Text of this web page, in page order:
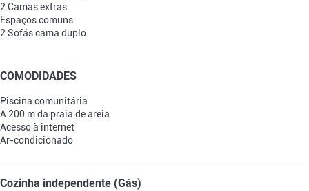
2 Camas extras
Espaços comuns
2 Sofás cama duplo
COMODIDADES
Piscina comunitária
A 200 m da praia de areia
Acesso à internet
Ar-condicionado
Cozinha independente (Gás)